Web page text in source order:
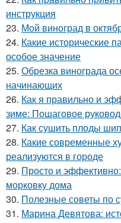
инструкция
23. Мой виноград в
24. Какие исторические
особое значение
25. Обрезка винограда
начинающих
26. Как я правильно и
зиме: Пошаговое
27. Как сушить плоды
28. Какие современные
реализуются в городе
29. Просто и
морковку дома
30. Полезные советы по
31. Марина Девятова: